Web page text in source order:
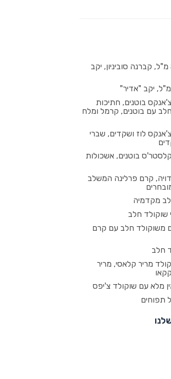
– כרם בן זמרה, 500 מ"ל, קברנה סוביניון, יקב
בוטנים, חתיכות
עם בוטנים, קרמל ומלח
לוז ושקדים, שברי
בוטנים, אשכולות
קרם פרלינה המשלב
מקדמיה
שוקולד חלב
משוקולד חלב עם קרם
חלב
מריר קלאסי, מריר
מלא עם שוקולד צ'יפס
תפוחים